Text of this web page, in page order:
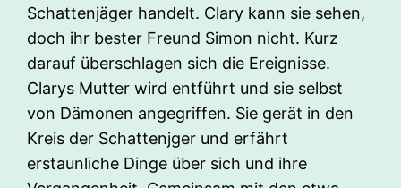
Schattenjäger handelt. Clary kann sie sehen,
doch ihr bester Freund Simon nicht. Kurz
darauf überschlagen sich die Ereignisse.
Clarys Mutter wird entführt und sie selbst
von Dämonen angegriffen. Sie gerät in den
Kreis der Schattenjger und erfährt
erstaunliche Dinge über sich und ihre